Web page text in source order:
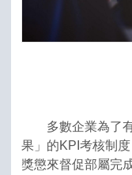
多數企業為了有
果」的KPI考核制
獎懲來督促部屬完